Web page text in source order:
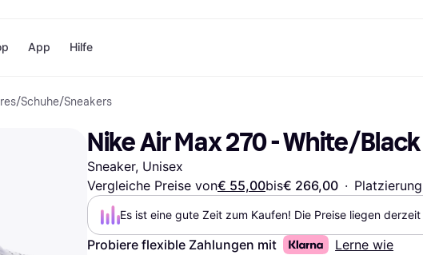
in bis zu 30
Shops entdecken
Mitgliedschaft
Klarna GuthabenFlexkonto
Festgeldkonto
Shops
H&M
Temu
Kaufland.at
Samsung
Alle Shops
Schönheit & Gesundheit
Bekleidung & Accessoires
Spielzeug & Hobbys
Möbel & Haushalt
TV & Audio
Sport & Freizeit
Computer
Renovierung & Bau
Mobilgeräte &
Kinder & Familie
Garten &
Küchengeräte
Haushaltsgeräte
Bücher, Filme & Musik
App Hilfe
/Schuhe/Sneakers
Nike Air Max 270 - White/Black
Sneaker, Unisex
Vergleiche Preise von€ 55,00bis€ 266,00 · Platzierung
Es ist eine gute Zeit zum Kaufen! Die Preise liegen derzeit
Probiere flexible Zahlungen mit
Lerne wie